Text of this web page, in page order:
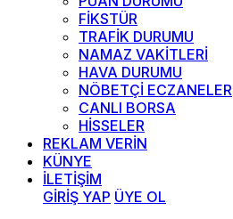
FİKSTÜR
TRAFİK DURUMU
NAMAZ VAKİTLERİ
HAVA DURUMU
NÖBETÇİ ECZANELER
CANLI BORSA
HİSSELER
REKLAM VERİN
KÜNYE
İLETİŞİM
GİRİŞ YAP ÜYE OL